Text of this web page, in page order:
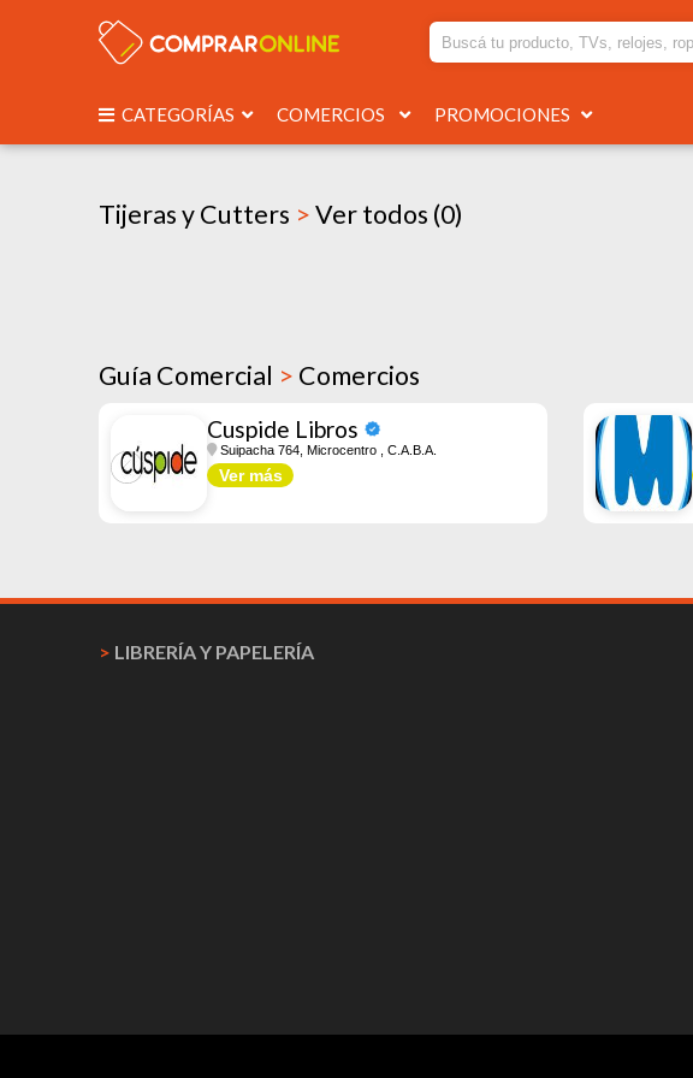
CATEGORÍAS COMERCIOS PROMOCIONES
Tijeras y Cutters >Ver todos (0)
Guía Comercial > Comercios
Cuspide Libros
Suipacha 764, Microcentro , C.A.B.A.
Ver más
> LIBRERÍA Y PAPELERÍA